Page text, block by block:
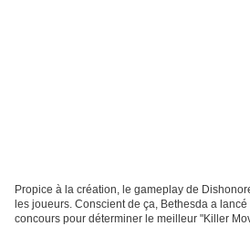
Propice à la création, le gameplay de
les joueurs. Conscient de ça, Bethesda a
concours pour déterminer le meilleur "Killer